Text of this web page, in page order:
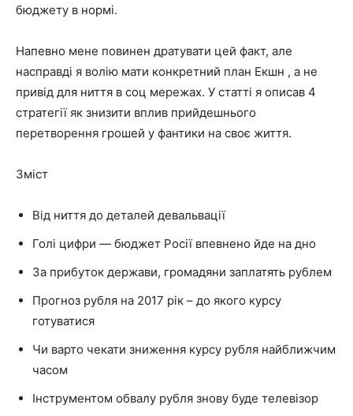
бюджету в нормі.
Напевно мене повинен дратувати цей факт, але
насправді я волію мати конкретний план Екшн , а не
привід для ниття в соц мережах. У статті я описав 4
стратегії як знизити вплив прийдешнього
перетворення грошей у фантики на своє життя.
Зміст
Від ниття до деталей девальвації
Голі цифри — бюджет Росії впевнено йде на дно
За прибуток держави, громадяни заплатять рублем
Прогноз рубля на 2017 рік – до якого курсу
готуватися
Чи варто чекати зниження курсу рубля найближчим
часом
Інструментом обвалу рубля знову буде телевізор